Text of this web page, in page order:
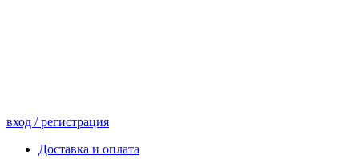
вход / регистрация
Доставка и оплата